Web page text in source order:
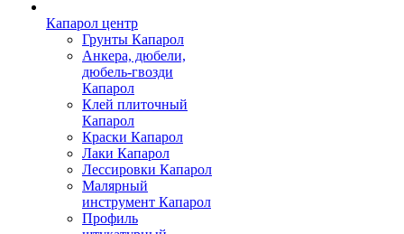
Капарол центр
Грунты Капарол
Анкера, дюбели,
дюбель-гвозди
Капарол
Клей плиточный
Капарол
Краски Капарол
Лаки Капарол
Лессировки Капарол
Малярный
инструмент Капарол
Профиль